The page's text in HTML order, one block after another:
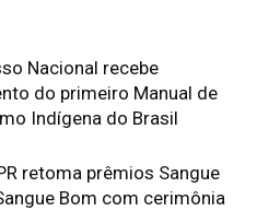
Nacional recebe
do primeiro Manual de
Indígena do Brasil
retoma prêmios Sangue
Bom com cerimônia